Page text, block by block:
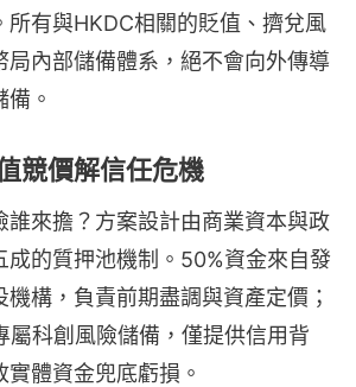
所有與HKDC相關的貶值、擠兌風
局內部儲備體系，絕不會向外傳導
。
競價解信任危機
誰來擔？方案設計由商業資本與政
成的質押池機制。50%資金來自發
構，負責前期盡調與資產定價；
屬科創風險儲備，僅提供信用背
體資金兜底虧損。